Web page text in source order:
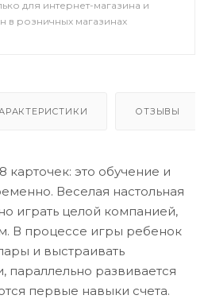
для интернет-магазина и
в розничных магазинах
ОТЗЫВЫ
карточек: это обучение и
Веселая настольная
играть целой компанией,
В процессе игры ребенок
и выстраивать
параллельно развивается
первые навыки счета.